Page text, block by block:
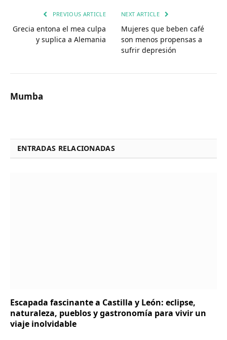
PREVIOUS ARTICLE
Grecia entona el mea culpa
y suplica a Alemania
NEXT ARTICLE
Mujeres que beben café
son menos propensas a
sufrir depresión
Mumba
ENTRADAS RELACIONADAS
Escapada fascinante a Castilla y León: eclipse,
naturaleza, pueblos y gastronomía para vivir un
viaje inolvidable